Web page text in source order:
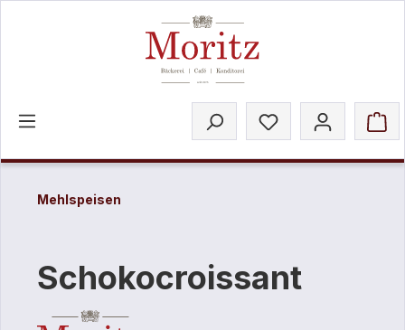
Mehlspeisen
Schokocroissant